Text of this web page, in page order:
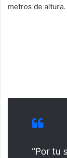
metros de altura.
“Por tu